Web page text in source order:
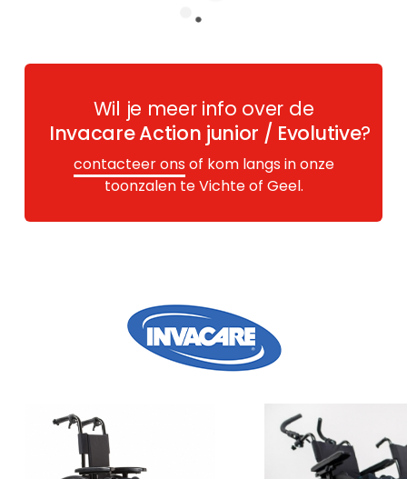
Wil je meer info over de
Invacare Action junior / Evolutive?
contacteer ons of kom langs in onze
toonzalen te Vichte of Geel.